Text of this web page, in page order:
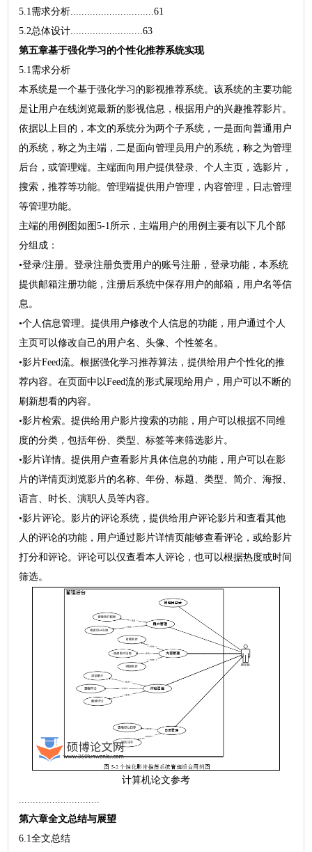
5.1需求分析..............................61
5.2总体设计..........................63
第五章基于强化学习的个性化推荐系统实现
5.1需求分析
本系统是一个基于强化学习的影视推荐系统。该系统的主要功能
是让用户在线浏览最新的影视信息，根据用户的兴趣推荐影片。
依据以上目的，本文的系统分为两个子系统，一是面向普通用户
的系统，称之为主端，二是面向管理员用户的系统，称之为管理
后台，或管理端。主端面向用户提供登录、个人主页，选影片，
搜索，推荐等功能。管理端提供用户管理，内容管理，日志管理
等管理功能。
主端的用例图如图5-1所示，主端用户的用例主要有以下几个部
分组成：
•登录/注册。登录注册负责用户的账号注册，登录功能，本系统
提供邮箱注册功能，注册后系统中保存用户的邮箱，用户名等信
息。
•个人信息管理。提供用户修改个人信息的功能，用户通过个人
主页可以修改自己的用户名、头像、个性签名。
•影片Feed流。根据强化学习推荐算法，提供给用户个性化的推
荐内容。在页面中以Feed流的形式展现给用户，用户可以不断的
刷新想看的内容。
•影片检索。提供给用户影片搜索的功能，用户可以根据不同维
度的分类，包括年份、类型、标签等来筛选影片。
•影片详情。提供用户查看影片具体信息的功能，用户可以在影
片的详情页浏览影片的名称、年份、标题、类型、简介、海报、
语言、时长、演职人员等内容。
•影片评论。影片的评论系统，提供给用户评论影片和查看其他
人的评论的功能，用户通过影片详情页能够查看评论，或给影片
打分和评论。评论可以仅查看本人评论，也可以根据热度或时间
筛选。
计算机论文参考
.............................
第六章全文总结与展望
6.1全文总结